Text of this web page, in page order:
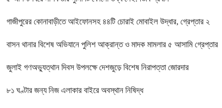
গাজীপুরের কোনাবাড়ীতে আইফোনসহ ৪৪টি চোরাই মোবাইল উদ্ধার, গ্রেপ্তার ২
বাসন থানার বিশেষ অভিযানে পুলিশ আক্রান্ত ও মাদক মামলার ৫ আসামি গ্রেপ্তার
জুলাই গণঅভ্যুত্থান দিবস উপলক্ষে দেশজুড়ে বিশেষ নিরাপত্তা জোরদার
৮১ ঘণ্টার জন্য নিজ এলাকার বাইরে অবস্থান নিষিদ্ধ